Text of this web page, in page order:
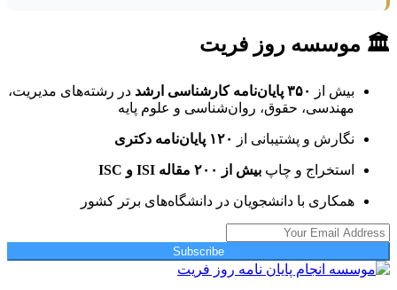
🏛 موسسه روز فریت
بیش از ۳۵۰ پایان‌نامه کارشناسی ارشد
در رشته‌های مدیریت،
مهندسی، حقوق، روان‌شناسی و علوم پایه
نگارش و پشتیبانی از ۱۲۰ پایان‌نامه دکتری
استخراج و چاپ بیش از ۲۰۰ مقاله ISI و ISC
همکاری با دانشجویان در دانشگاه‌های برتر کشور
Subscribe